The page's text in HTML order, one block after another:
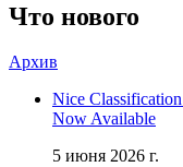
Что нового
Архив
Nice
Now Available
5 июня 2026 г.